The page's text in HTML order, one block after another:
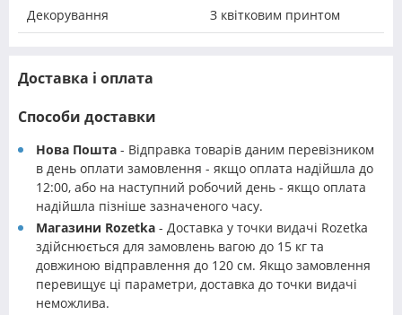
Декорування З квітковим принтом
Доставка і оплата
Способи доставки
Нова Пошта - Відправка товарів даним перевізником
в день оплати замовлення - якщо оплата надійшла до
12:00, або на наступний робочий день - якщо оплата
надійшла пізніше зазначеного часу.
Магазини Rozetka - Доставка у точки видачі Rozetka
здійснюється для замовлень вагою до 15 кг та
довжиною відправлення до 120 см. Якщо замовлення
перевищує ці параметри, доставка до точки видачі
неможлива.